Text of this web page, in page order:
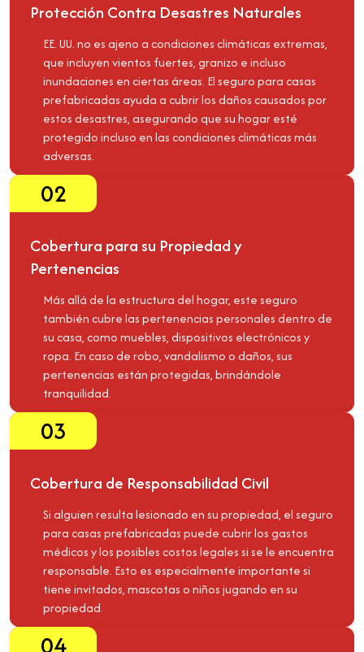
Protección Contra Desastres Naturales
EE. UU. no es ajeno a condiciones climáticas extremas,
que incluyen vientos fuertes, granizo e incluso
inundaciones en ciertas áreas. El seguro para casas
prefabricadas ayuda a cubrir los daños causados por
estos desastres, asegurando que su hogar esté
protegido incluso en las condiciones climáticas más
adversas.
02
Cobertura para su Propiedad y
Pertenencias
Más allá de la estructura del hogar, este seguro
también cubre las pertenencias personales dentro de
su casa, como muebles, dispositivos electrónicos y
ropa. En caso de robo, vandalismo o daños, sus
pertenencias están protegidas, brindándole
tranquilidad.
03
Cobertura de Responsabilidad Civil
Si alguien resulta lesionado en su propiedad, el seguro
para casas prefabricadas puede cubrir los gastos
médicos y los posibles costos legales si se le encuentra
responsable. Esto es especialmente importante si
tiene invitados, mascotas o niños jugando en su
propiedad.
04